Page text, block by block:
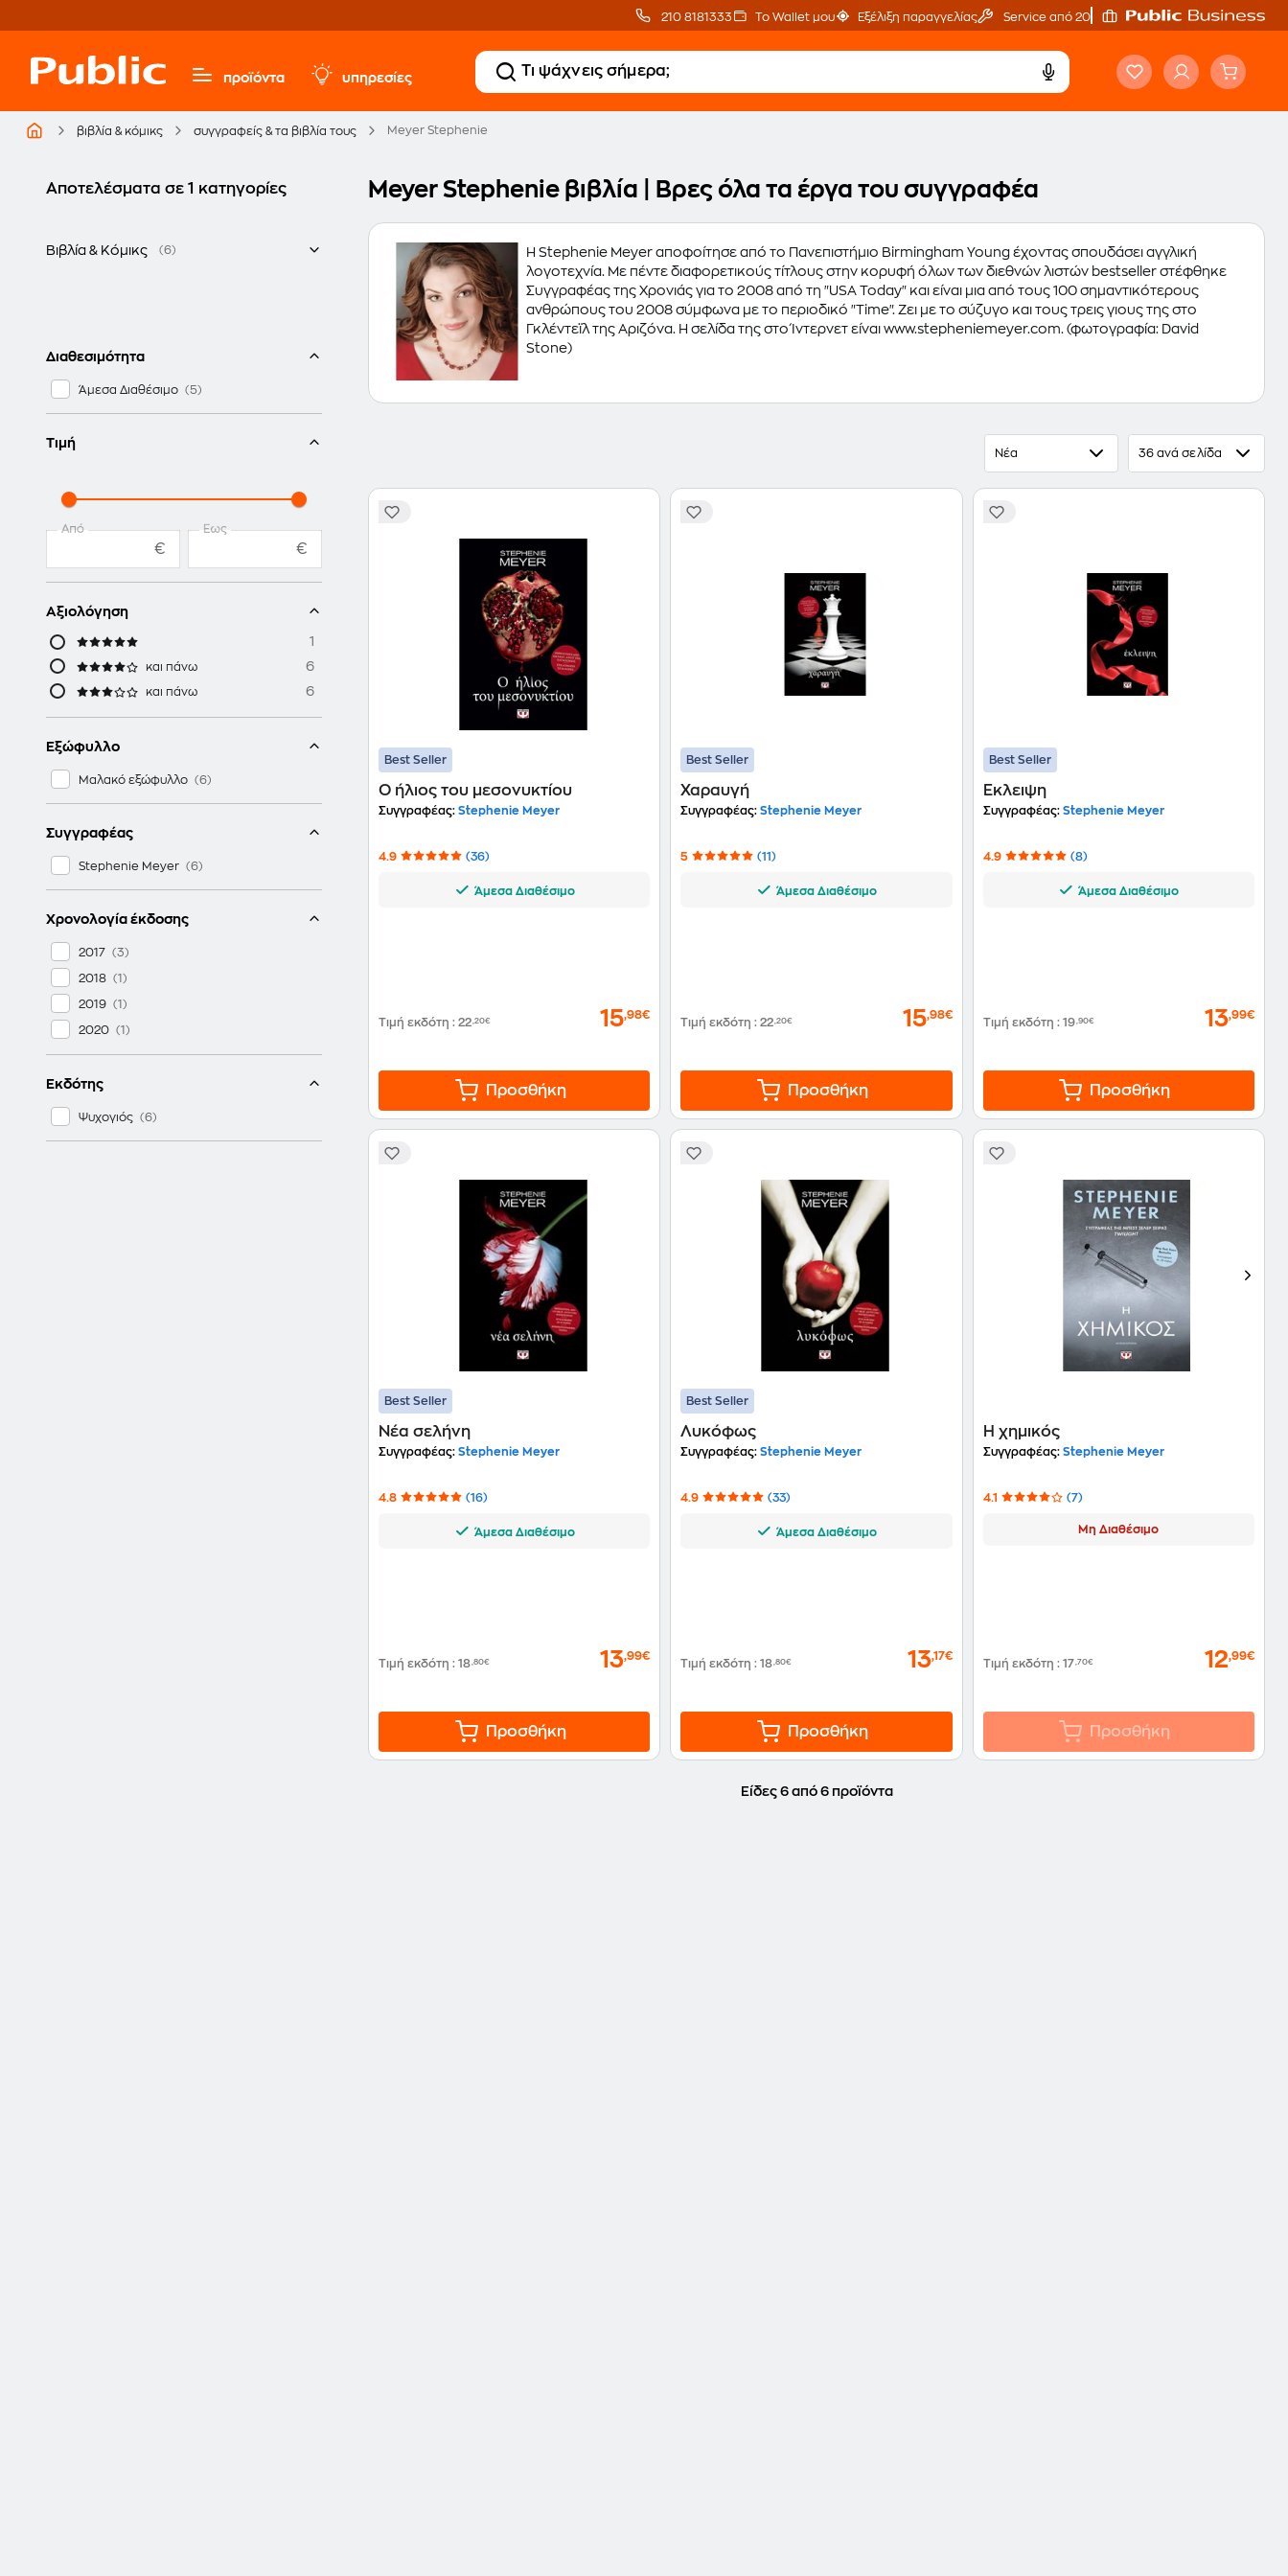
210 8181333 Το Wallet μου Εξέλιξη παραγγελίας Service από 20'
προϊόντα υπηρεσίες
βιβλία & κόμικς συγγραφείς & τα βιβλία τους Meyer Stephenie
Αποτελέσματα σε 1 κατηγορίες
Βιβλία & Κόμικς (6)
Διαθεσιμότητα
Άμεσα Διαθέσιμο
Τιμή
Από
€
Έως
€
Αξιολόγηση
1
και πάνω 6
και πάνω 6
Εξώφυλλο
Μαλακό εξώφυλλο
Συγγραφέας
Stephenie Meyer
Χρονολογία έκδοσης
2017
2018
2019
2020
Εκδότης
Ψυχογιός
Meyer Stephenie βιβλία | Βρες όλα τα έργα του συγγραφέα
Η Stephenie Meyer αποφοίτησε από το Πανεπιστήμιο Birmingham Young έχοντας σπουδάσει αγγλική
λογοτεχνία. Με πέντε διαφορετικούς τίτλους στην κορυφή όλων των διεθνών λιστών bestseller στέφθηκε
Συγγραφέας της Χρονιάς για το 2008 από τη "USA Today" και είναι μια από τους 100 σημαντικότερους
ανθρώπους του 2008 σύμφωνα με το περιοδικό "Time". Ζει με το σύζυγο και τους τρεις γιους της στο
Γκλέντεϊλ της Αριζόνα. Η σελίδα της στο Ίντερνετ είναι www.stepheniemeyer.com. (φωτογραφία: David
Stone)
Νέα 36 ανά σελίδα
Best Seller
Ο ήλιος του μεσονυκτίου
Συγγραφέας: Stephenie Meyer
4.9 (36)
Άμεσα Διαθέσιμο
Τιμή εκδότη : 22,20€ 15,98€
Προσθήκη
Best Seller
Χαραυγή
Συγγραφέας: Stephenie Meyer
5 (11)
Άμεσα Διαθέσιμο
Τιμή εκδότη:22,20€ 15,98€
Προσθήκη
Best Seller
Έκλειψη
Συγγραφέας:Stephenie Meyer
4.9 (8)
Άμεσα Διαθέσιμο
Τιμή εκδότη : 19,90€ 13,99€
Προσθήκη
Best Seller
Νέα σελήνη
Συγγραφέας: Stephenie Meyer
4.8 (16)
Άμεσα Διαθέσιμο
Τιμή εκδότη : 18,80€ 13,99€
Προσθήκη
Best Seller
Λυκόφως
Συγγραφέας: Stephenie Meyer
4.9 (33)
Άμεσα Διαθέσιμο
Τιμή εκδότη:18,80€ 13,17€
Προσθήκη
Η χημικός
Συγγραφέας:Stephenie Meyer
4.1 (7)
Μη Διαθέσιμο
Τιμή εκδότη : 17,70€ 12,99€
Προσθήκη
Είδες 6 από 6 προϊόντα